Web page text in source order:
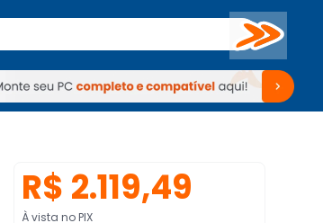
Buscar
Periféricos TV Venda no KaBuM!
TV Venda no KaBuM!
R$ 2.119,49
À vista no PIX